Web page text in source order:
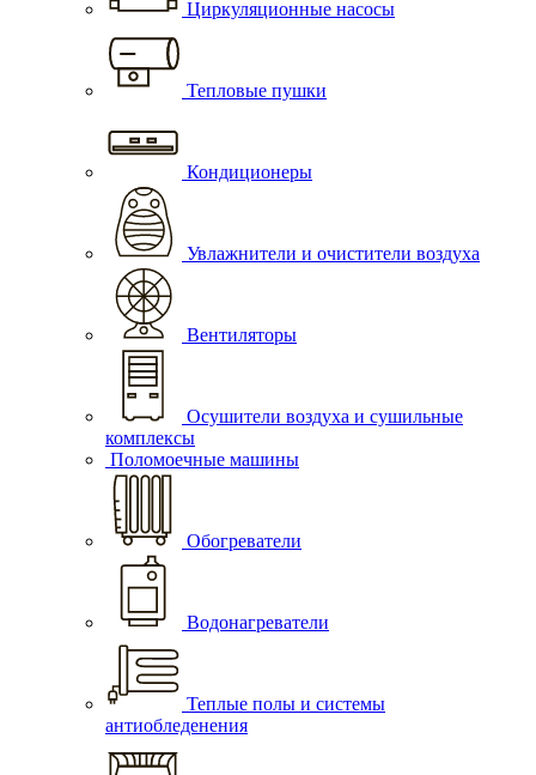
Циркуляционные насосы
Тепловые пушки
Кондиционеры
Увлажнители и очистители воздуха
Вентиляторы
Осушители воздуха и сушильные
комплексы
Поломоечные машины
Обогреватели
Водонагреватели
Теплые полы и системы
антиобледенения